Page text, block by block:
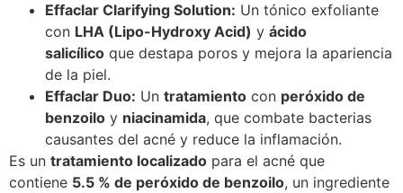
Effaclar Clarifying Solution: Un tónico exfoliante
con LHA (Lipo-Hydroxy Acid) y ácido
salicílico que destapa poros y mejora la apariencia
de la piel.
Effaclar Duo: Un tratamiento con peróxido de
benzoilo y niacinamida, que combate bacterias
causantes del acné y reduce la inflamación.
Es un tratamiento localizado para el acné que
contiene 5.5 % de peróxido de benzoilo, un ingrediente